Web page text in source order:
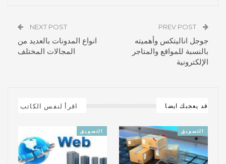
جوجل اناليتكس وأهميته
بالنسبة للمواقع والمتاجر
الإلكترونية
NEXT POST
انواع المدونات بالعديد من
المجالات المختلف
قد يعجبك ايضا اقرأ لنفس الكاتب
التسويق التسويق